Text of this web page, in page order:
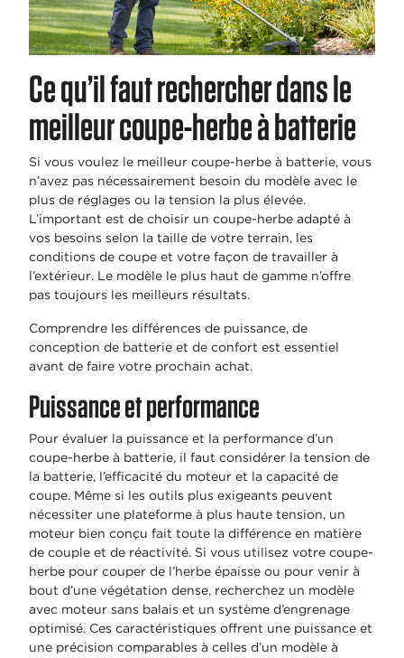
Ce qu’il faut rechercher dans le
meilleur coupe-herbe à batterie
Si vous voulez le meilleur coupe-herbe à batterie, vous
n’avez pas nécessairement besoin du modèle avec le
plus de réglages ou la tension la plus élevée.
L’important est de choisir un coupe-herbe adapté à
vos besoins selon la taille de votre terrain, les
conditions de coupe et votre façon de travailler à
l’extérieur. Le modèle le plus haut de gamme n’offre
pas toujours les meilleurs résultats.
Comprendre les différences de puissance, de
conception de batterie et de confort est essentiel
avant de faire votre prochain achat.
Puissance et performance
Pour évaluer la puissance et la performance d’un
coupe-herbe à batterie, il faut considérer la tension de
la batterie, l’efficacité du moteur et la capacité de
coupe. Même si les outils plus exigeants peuvent
nécessiter une plateforme à plus haute tension, un
moteur bien conçu fait toute la différence en matière
de couple et de réactivité. Si vous utilisez votre coupe-
herbe pour couper de l’herbe épaisse ou pour venir à
bout d’une végétation dense, recherchez un modèle
avec moteur sans balais et un système d’engrenage
optimisé. Ces caractéristiques offrent une puissance et
une précision comparables à celles d’un modèle à